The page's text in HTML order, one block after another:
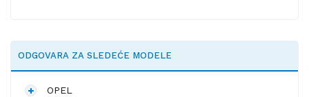
ODGOVARA ZA SLEDEĆE MODELE
OPEL